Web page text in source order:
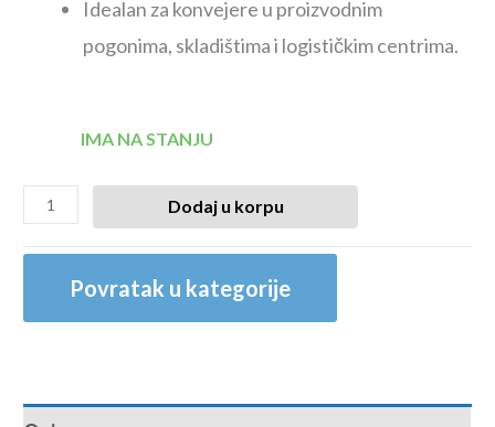
Idealan za konvejere u proizvodnim
pogonima, skladištima i logističkim centrima.
IMA NA STANJU
Dodaj u korpu
Povratak u kategorije